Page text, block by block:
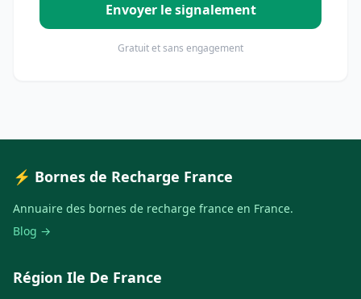
Envoyer le signalement
Gratuit et sans engagement
⚡ Bornes de Recharge France
Annuaire des bornes de recharge france en France.
Blog →
Région Ile De France